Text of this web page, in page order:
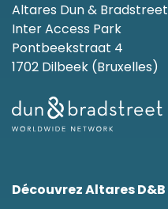
Altares Dun & Bradstreet
Inter Access Park
Pontbeekstraat 4
1702 Dilbeek (Bruxelles)
Découvrez Altares D&B